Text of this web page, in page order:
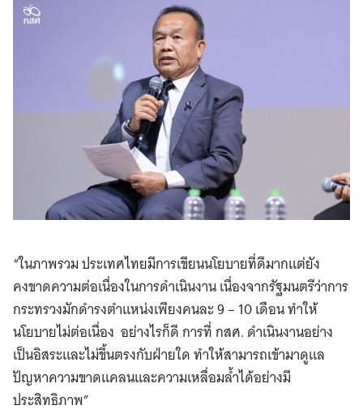
“ในภาพรวม ประเทศไทยมีการเขียนนโยบายที่ดีมากแต่ยัง
คงขาดความต่อเนื่องในการดำเนินงาน เนื่องจากรัฐมนตรีว่าการ
กระทรวงมักดำรงตำแหน่งเพียงคนละ 9 – 10 เดือน ทำให้
นโยบายไม่ต่อเนื่อง อย่างไรก็ดี การที่ กสศ. ดำเนินงานอย่าง
เป็นอิสระและไม่ขึ้นตรงกับฝ่ายใด ทำให้สามารถเข้ามาดูแล
ปัญหาความขาดแคลนและความเหลื่อมล้ำได้อย่างมี
ประสิทธิภาพ”